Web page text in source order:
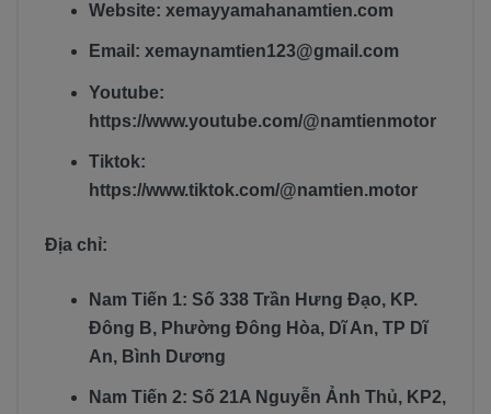
Website: xemayyamahanamtien.com
Email: xemaynamtien123@gmail.com
Youtube:
https://www.youtube.com/@namtienmotor
Tiktok:
https://www.tiktok.com/@namtien.motor
Địa chỉ:
Nam Tiến 1: Số 338 Trần Hưng Đạo, KP.
Đông B, Phường Đông Hòa, Dĩ An, TP Dĩ
An, Bình Dương
Nam Tiến 2: Số 21A Nguyễn Ảnh Thủ, KP2,